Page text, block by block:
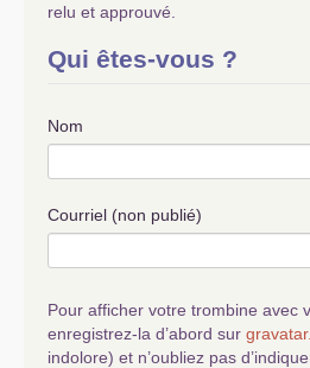
relu et approuvé.
Qui êtes-vous ?
Nom
Courriel (non publié)
Pour afficher votre trombine avec
enregistrez-la d’abord sur
indolore) et n’oubliez pas